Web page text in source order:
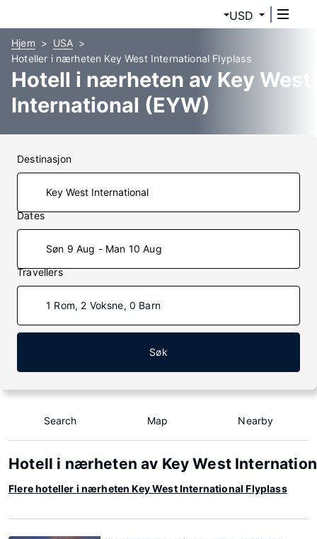
USD
Hjem
USA
Hoteller i nærheten Key West International Flyplass
Hotell i nærheten av Key West
International (EYW)
Destinasjon
Dates
Søn 9 Aug - Man 10 Aug
Travellers
1 Rom, 2 Voksne, 0 Barn
Søk
Search Map Nearby
Hotell i nærheten av Key West
Flere hoteller i nærheten Key West International Flyplass